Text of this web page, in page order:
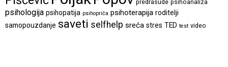
predrasude psihoanaliza
psihologija psihopatija psihopriča psihoterapija roditelji
samopouzdanje saveti selfhelp sreća stres TED test video